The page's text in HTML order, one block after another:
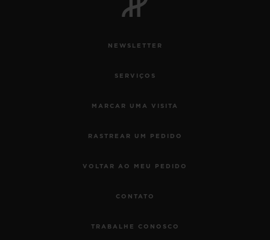
NEWSLETTER
SERVIÇOS
MARCAR UMA VISITA
RASTREAR UM PEDIDO
VOLTAR AO MEU PEDIDO
CONTATO
TRABALHE CONOSCO